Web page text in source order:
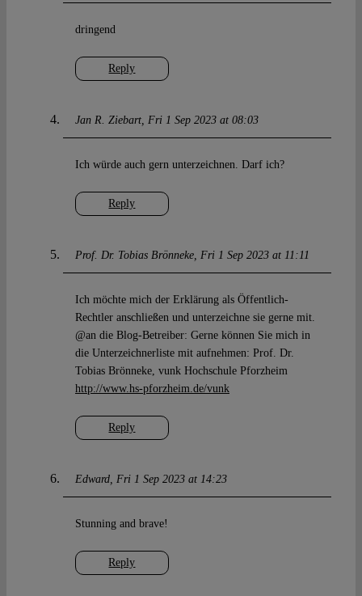
Reply
dringend
Jan R. Ziebart Fri 1 Sep 2023 at 08:03
Reply
Ich würde auch gern unterzeichnen. Darf ich?
Prof. Dr. Tobias Brönneke Fri 1 Sep 2023 at 11:11
Reply
Ich möchte mich der Erklärung als Öffentlich-
Rechtler anschließen und unterzeichne sie gerne mit.
@an die Blog-Betreiber: Gerne können Sie mich in
die Unterzeichnerliste mit aufnehmen: Prof. Dr.
Tobias Brönneke, vunk Hochschule Pforzheim
http://www.hs-pforzheim.de/vunk
Edward Fri 1 Sep 2023 at 14:23
Reply
Stunning and brave!